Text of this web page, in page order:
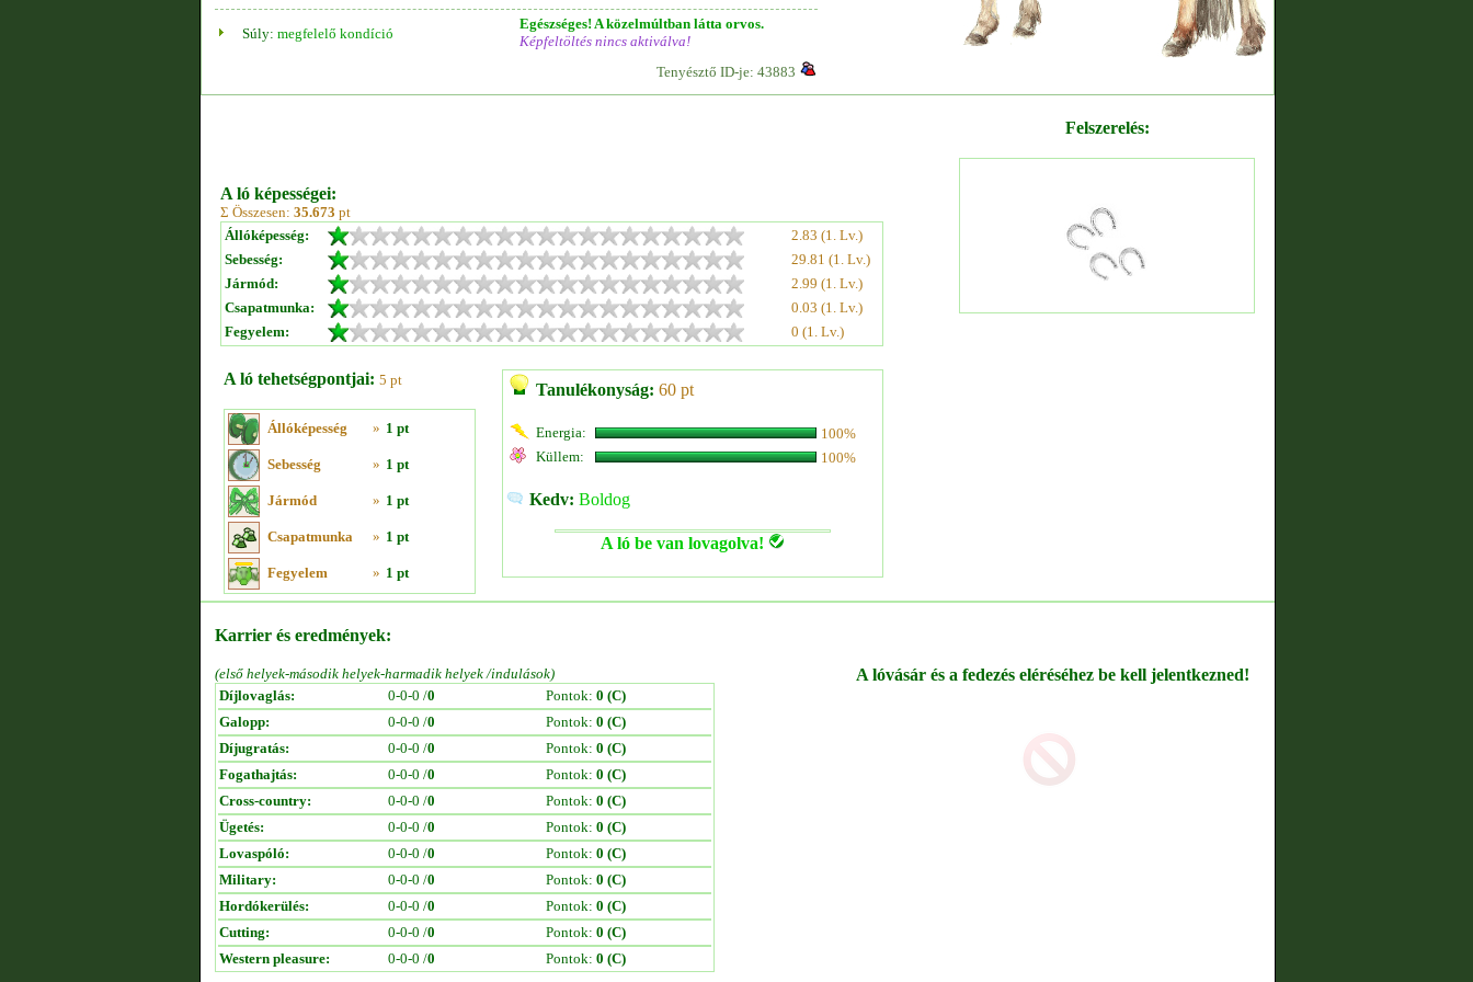
Súly: megfelelő kondíció
Egészséges! A közelmúltban látta orvos.
Képfeltöltés nincs aktiválva!
Tenyésztő ID-je: 43883
A ló képességei:
Σ Összesen: 35.673 pt
Állóképesség:
2.83 (1. Lv.)
Sebesség:
29.81 (1. Lv.)
Jármód:
2.99 (1. Lv.)
Csapatmunka:
0.03 (1. Lv.)
Fegyelem:
0 (1. Lv.)
A ló tehetségpontjai: 5 pt
Állóképesség » 1 pt
Sebesség » 1 pt
Jármód » 1 pt
Csapatmunka » 1 pt
Fegyelem » 1 pt
Tanulékonyság: 60 pt
Energia:
100%
Küllem:
100%
Kedv: Boldog
A ló be van lovagolva!
Felszerelés:
Karrier és eredmények:
(első helyek-második helyek-harmadik helyek /indulások)
Díjlovaglás:
0-0-0 /0 Pontok: 0 (C)
Galopp:
0-0-0 /0 Pontok: 0 (C)
Díjugratás:
0-0-0 /0 Pontok: 0 (C)
Fogathajtás:
0-0-0 /0 Pontok: 0 (C)
Cross-country:
0-0-0 /0 Pontok: 0 (C)
Ügetés:
0-0-0 /0 Pontok: 0 (C)
Lovaspóló:
0-0-0 /0 Pontok: 0 (C)
Military:
0-0-0 /0 Pontok: 0 (C)
Hordókerülés:
0-0-0 /0 Pontok: 0 (C)
Cutting:
0-0-0 /0 Pontok: 0 (C)
Western pleasure:
0-0-0 /0 Pontok: 0 (C)
A lóvásár és a fedezés eléréséhez be kell jelentkezned!